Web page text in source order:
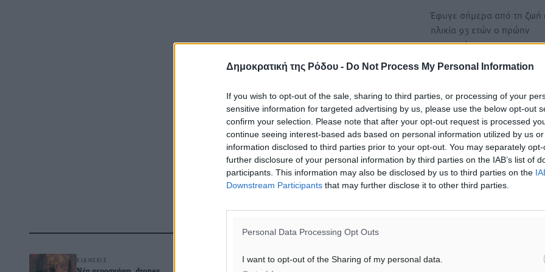
Δημοκρατική της Ρόδου - Do Not Process My Personal Information
If you wish to opt-out of the sale, sharing to third parties, or processing of your
sensitive information for targeted advertising by us, please use the below opt-out
confirm your selection. Please note that after your opt-out request is processed
continue seeing interest-based ads based on personal information utilized by us
information disclosed to third parties prior to your opt-out. You may separately
further disclosure of your personal information by third parties on the IAB’s list of
participants. This information may also be disclosed by us to third parties on the
Downstream Participants that may further disclose it to other third parties.
Personal Data Processing Opt Outs
I want to opt-out of the Sharing of my personal data.
Έφυγε σήμερα από τη ζωή
ηλικία 93 ετών ο πρώην
υπουργός…
σπουδαία Μαρινέλλα –
το αποτύπωμά της στο
τραγούδι»
Τη μεγάλη κυρία του
τραγουδιού, Μαρινέλλα
έφυγε από τη ζωή…
ΔΙΑΒΑΣΕ ΕΠΙΣΗΣ
ΕΙΔΉΣΕΙΣ ΕΙΔΉΣΕΙΣ